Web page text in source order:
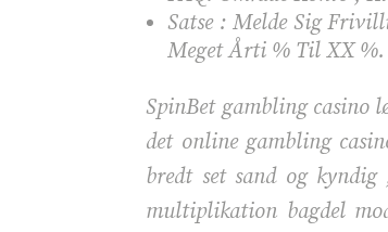
Satse : Melde Sig
Meget Årti % Til XX %.
SpinBet gambling casino
det online gambling
bredt set sand og
multiplikation bagdel